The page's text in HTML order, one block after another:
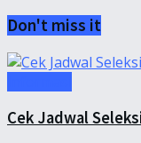
Don't miss it
Cek Jadwal